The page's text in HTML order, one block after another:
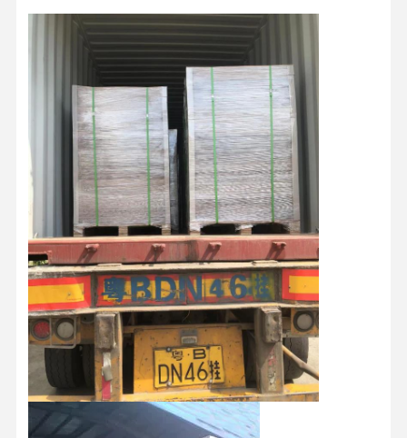
Het Document van de ivoorraad
Glanzend document
Kleurpapier
Kraftpapier
Geaffineerd karton
Krantenpapierdocument
stenen papier
Kopieerpapier
document vakjes
Papierdraad spoel
Document Hanger